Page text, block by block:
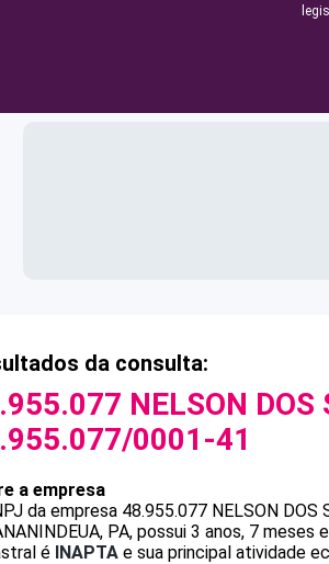
da consulta:
NELSON DOS
0001-41
a empresa
da empresa 48.955.077 NELSON DOS
PA, possui 3 anos, 7
é INAPTA e sua principal atividade